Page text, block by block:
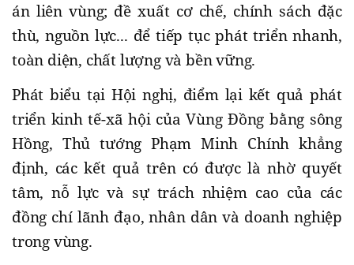
án liên vùng; đề xuất cơ chế, chính sách đặc
thù, nguồn lực... để tiếp tục phát triển nhanh,
toàn diện, chất lượng và bền vững.
Phát biểu tại Hội nghị, điểm lại kết quả phát
triển kinh tế-xã hội của Vùng Đồng bằng sông
Hồng, Thủ tướng Phạm Minh Chính khẳng
định, các kết quả trên có được là nhờ quyết
tâm, nỗ lực và sự trách nhiệm cao của các
đồng chí lãnh đạo, nhân dân và doanh nghiệp
trong vùng.